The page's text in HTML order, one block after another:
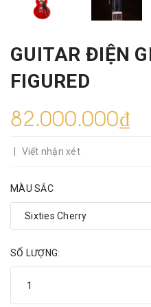
GUITAR ĐIỆN
FIGURED
82.000.000₫
Viết nhận xét
MÀU SẮC
SỐ LƯỢNG: